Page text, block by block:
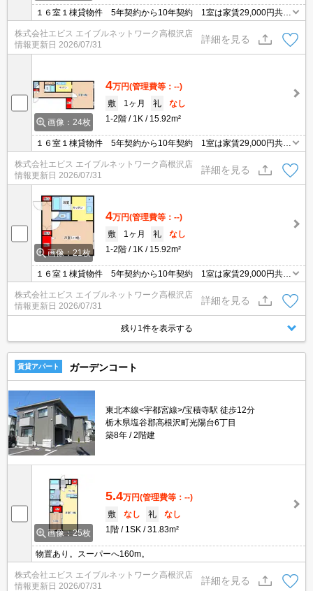
１６室１棟貸物件 5年契約から10年契約 1室は家賃29,000円共益
費3,000円駐車場1台につき3,000円 寮として最適！！
株式会社エビス エイブルネットワーク高根沢店
情報更新日 2026/07/31
詳細を見る
画像：24枚
4万円(管理費等：--)
敷
1ヶ月 礼
なし
1-2階
1K 15.92m²
１６室１棟貸物件 5年契約から10年契約 1室は家賃29,000円共益
費3,000円駐車場1台につき3,000円 寮として最適！！
株式会社エビス エイブルネットワーク高根沢店
情報更新日 2026/07/31
詳細を見る
画像：21枚
4万円(管理費等：--)
敷
1ヶ月 礼
なし
1-2階
1K 15.92m²
１６室１棟貸物件 5年契約から10年契約 1室は家賃29,000円共益
費3,000円駐車場1台につき3,000円 寮として最適！！
株式会社エビス エイブルネットワーク高根沢店
情報更新日 2026/07/31
詳細を見る
残り1件を表示する
賃貸アパート ガーデンコート
東北本線<宇都宮線>/宝積寺駅 徒歩12分
栃木県塩谷郡高根沢町光陽台6丁目
築8年
2階建
画像：25枚
5.4万円(管理費等：--)
敷
なし 礼
なし
1階
1SK 31.83m²
物置あり。スーパーへ160m。
株式会社エビス エイブルネットワーク高根沢店
情報更新日 2026/07/31
詳細を見る